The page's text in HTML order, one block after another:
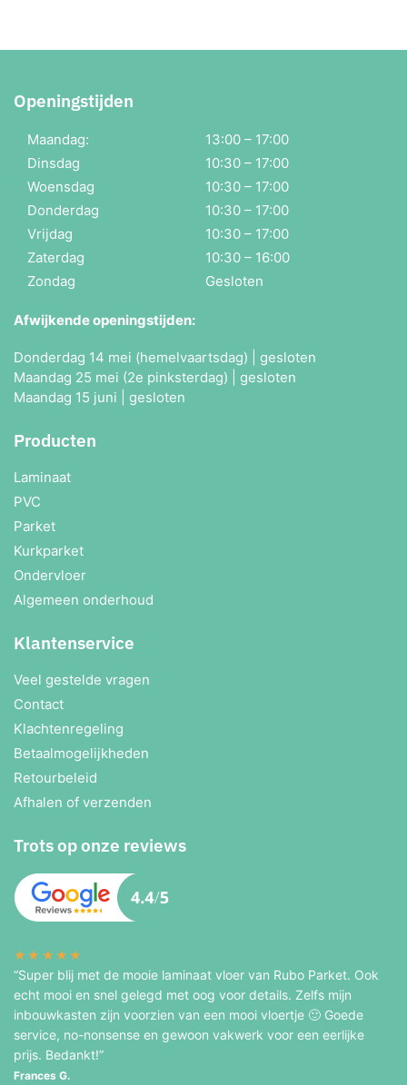
Openingstijden
Maandag:
13:00 – 17:00
Dinsdag
10:30 – 17:00
Woensdag
10:30 – 17:00
Donderdag
10:30 – 17:00
Vrijdag
10:30 – 17:00
Zaterdag
10:30 – 16:00
Zondag
Gesloten
Afwijkende openingstijden:
Donderdag 14 mei (hemelvaartsdag) | gesloten
Maandag 25 mei (2e pinksterdag) | gesloten
Maandag 15 juni | gesloten
Producten
Laminaat
PVC
Parket
Kurkparket
Ondervloer
Algemeen onderhoud
Klantenservice
Veel gestelde vragen
Contact
Klachtenregeling
Betaalmogelijkheden
Retourbeleid
Afhalen of verzenden
Trots op onze reviews
★★★★★
“Super blij met de mooie laminaat vloer van Rubo Parket. Ook
echt mooi en snel gelegd met oog voor details. Zelfs mijn
inbouwkasten zijn voorzien van een mooi vloertje 🙂 Goede
service, no-nonsense en gewoon vakwerk voor een eerlijke
prijs. Bedankt!”
Frances G.